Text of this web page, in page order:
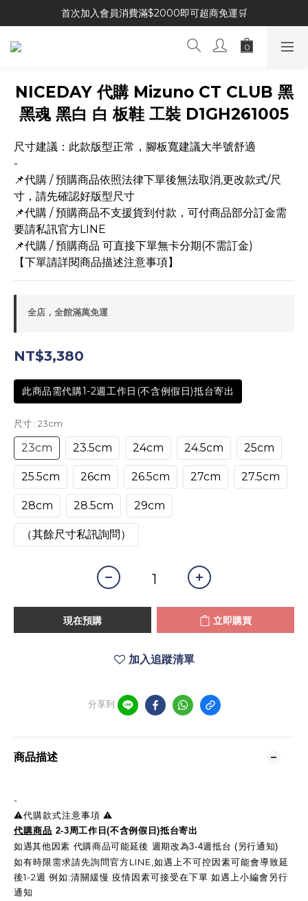
首次加入會員消費滿$2000即可超商免運🛒
NICEDAY 代購 Mizuno CT CLUB 黑
黑魂 黑白 白 板鞋 工裝 D1GH261005
尺寸建議：此款版型正常，腳板寬建議大半號舒適
-
📌代購 / 預購商品依照法律下單後無法取消,更改款式/尺
寸，請先確認好版型尺寸
📌代購 / 預購商品不支援貨到付款，可付商品部分訂金需
要請私訊官方LINE
📌代購 / 預購商品 可直接下單無卡分期(不需訂金)
【下單請詳閱商品描述注意事項】
全店，全館滿萬免運
NT$3,380
此商品需代購1-2週工作日(不含例假日)抵台寄出
尺寸 : 23cm
23cm 23.5cm 24cm 24.5cm 25cm
25.5cm 26cm 26.5cm 27cm 27.5cm
28cm 28.5cm 29cm
（其餘尺寸私訊詢問）
現在預購 立即購買
加入追蹤清單
分享到
商品描述
-
⚠️代購款式注意事項 ⚠️
代購商品 2-3周工作日(不含例假日)抵台寄出
如遇其他因素 代購商品可能延後 週期改為3-4週抵台 (另行通知)
如有時限需求請先詢問官方LINE,如遇上不可控因素可能會導致延
後1-2週 例如:清關緩慢.疫情因素可接受在下單 如遇上小編會另行
通知